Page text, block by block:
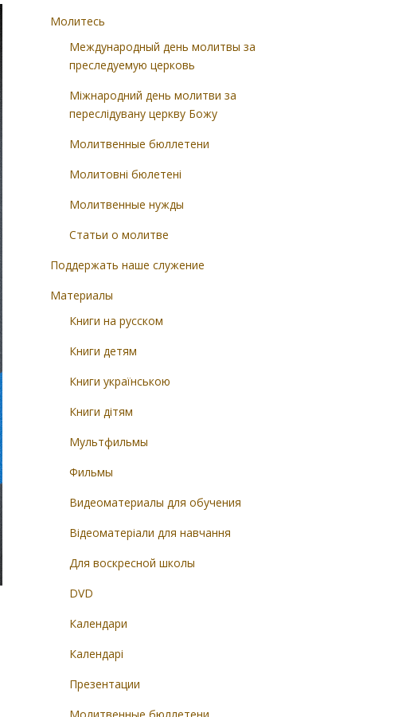
Молитесь
Международный день молитвы за
преследуемую церковь
Міжнародний день молитви за
переслідувану церкву Божу
Молитвенные бюллетени
Молитовні бюлетені
Молитвенные нужды
Статьи о молитве
Поддержать наше служение
Материалы
Книги на русском
Книги детям
Книги українською
Книги дітям
Мультфильмы
Фильмы
Видеоматериалы для обучения
Відеоматеріали для навчання
Для воскресной школы
DVD
Календари
Календарі
Презентации